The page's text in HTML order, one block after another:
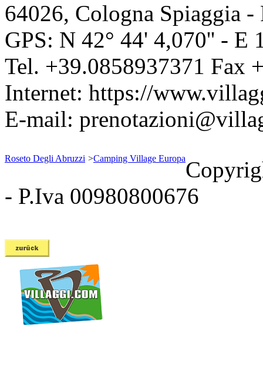
64026, Cologna Spiaggia
GPS: N 42° 44' 4,070'' - E
Tel. +39.0858937371 Fax
Internet: https://
E-mail:
Roseto Degli Abruzzi >Camping Village Europa
- P.Iva 00980800676